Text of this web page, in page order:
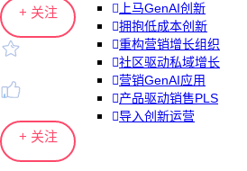
上马GenAI创新
拥抱低成本创新
重构营销增长组织
社区驱动私域增长
营销GenAI应用
产品驱动销售PLS
导入创新运营
+ 关注
+ 关注